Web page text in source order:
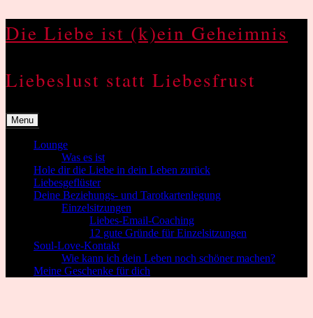
to
Die Liebe ist (k)ein Geheimnis
Liebeslust statt Liebesfrust
Menu
Lounge
Was es ist
Hole dir die Liebe in dein Leben zurück
Liebesgeflüster
Deine Beziehungs- und Tarotkartenlegung
Einzelsitzungen
Liebes-Email-Coaching
12 gute Gründe für Einzelsitzungen
Soul-Love-Kontakt
Wie kann ich dein Leben noch schöner machen?
Meine Geschenke für dich